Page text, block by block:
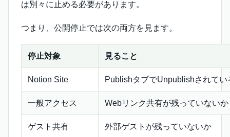
は別々に止める必要があります。
つまり、公開停止では次の両方を見ます。
停止対象 見ること
Notion Site PublishタブでUnpublishされてい
一般アクセス Webリンク共有が残っていないか
ゲスト共有 外部ゲストが残っていないか